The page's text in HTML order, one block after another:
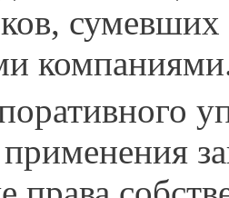
применения